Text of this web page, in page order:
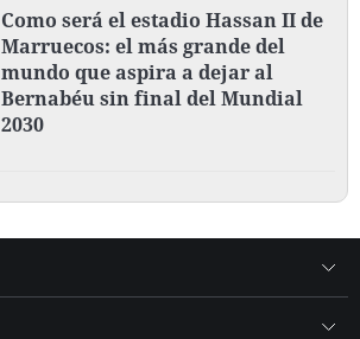
Como será el estadio Hassan II de
Marruecos: el más grande del
mundo que aspira a dejar al
Bernabéu sin final del Mundial
2030